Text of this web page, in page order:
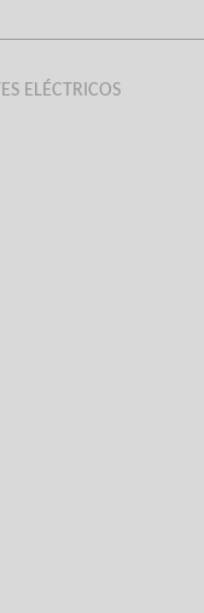
ELÉCTRICOS